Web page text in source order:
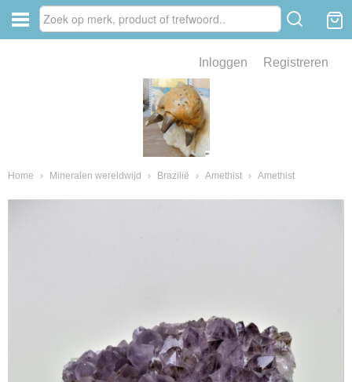
Inloggen Registreren
Home › Mineralen wereldwijd › Brazilië › Amethist › Amethist
van fossielen en mineralen